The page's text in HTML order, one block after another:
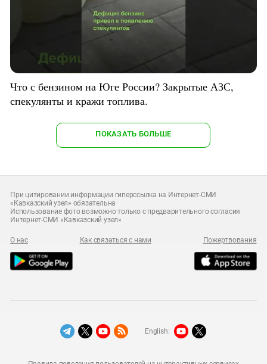
Что с бензином на Юге России? Закрытые АЗС,
спекулянты и кражи топлива.
ПОКАЗАТЬ БОЛЬШЕ
При цитировании информации гиперссылка на Интернет-СМИ
«Кавказский узел» обязательна
Использование фото возможно только с предварительного согласия
Интернет-СМИ «Кавказский узел»
О нас Как связаться с нами Пожертвования
English: